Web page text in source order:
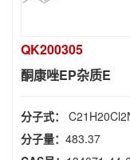
QK200305
酮康唑EP杂质E
分子式：
分子量： 483.37